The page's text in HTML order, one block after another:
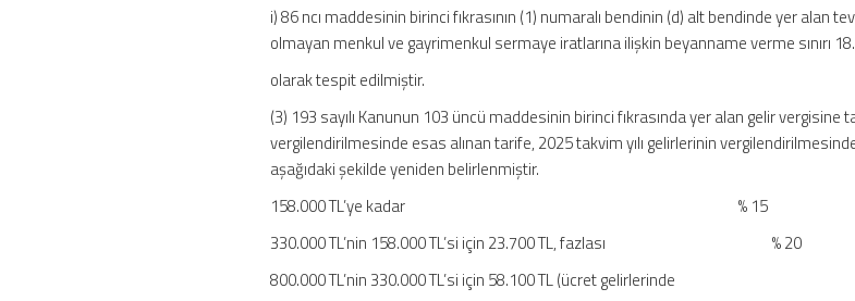
i) 86 ncı maddesinin birinci fıkrasının (1) numaralı bendinin (d) alt bendinde yer alan
olmayan menkul ve gayrimenkul sermaye iratlarına ilişkin beyanname verme sınırı
olarak tespit edilmiştir.
(3) 193 sayılı Kanunun 103 üncü maddesinin birinci fıkrasında yer alan gelir vergisine
vergilendirilmesinde esas alınan tarife, 2025 takvim yılı gelirlerinin
aşağıdaki şekilde yeniden belirlenmiştir.
158.000 TL’ye kadar % 15
330.000 TL’nin 158.000 TL’si için 23.700 TL, fazlası % 20
800.000 TL’nin 330.000 TL’si için 58.100 TL (ücret gelirlerinde